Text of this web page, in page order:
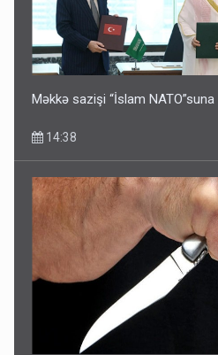
Məkkə sazişi “İslam
14:38